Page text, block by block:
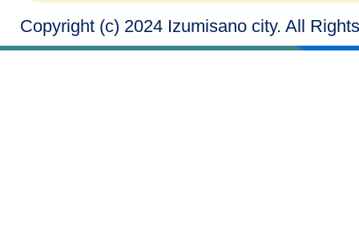
Copyright (c) 2024 Izumisano city. All